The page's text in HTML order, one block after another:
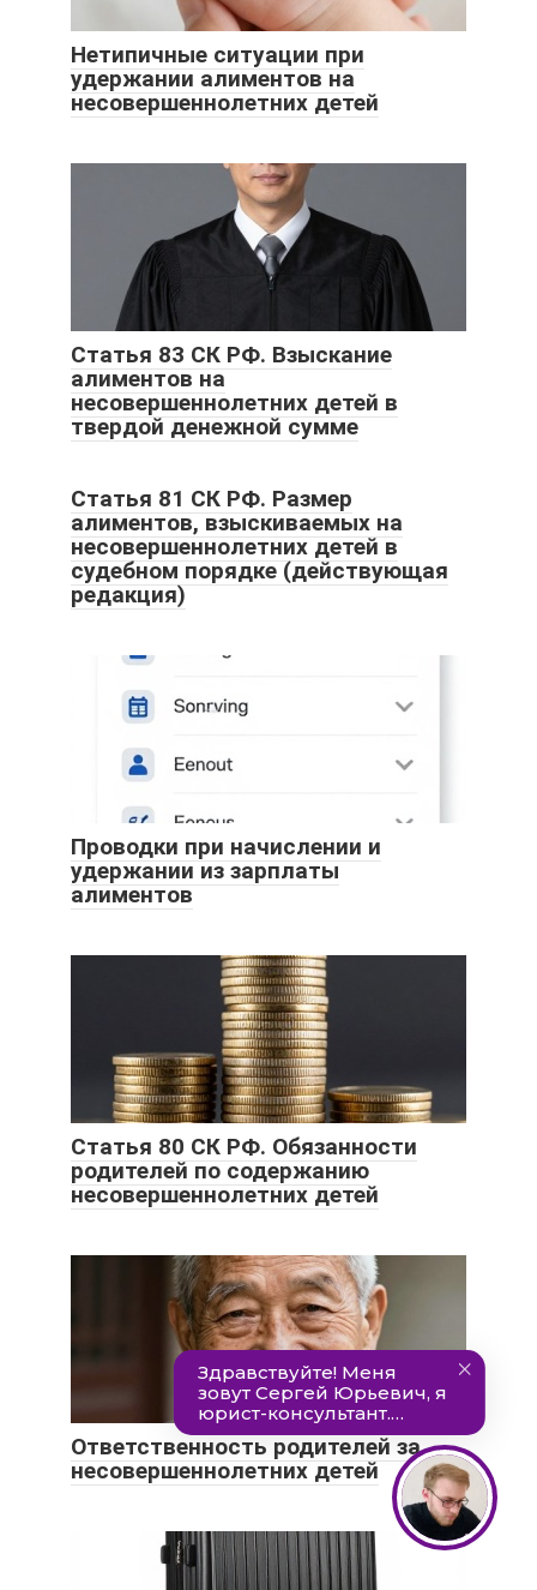
Нетипичные ситуации при
удержании алиментов на
несовершеннолетних детей
Статья 83 СК РФ. Взыскание
алиментов на
несовершеннолетних детей в
твердой денежной сумме
Статья 81 СК РФ. Размер
алиментов, взыскиваемых на
несовершеннолетних детей в
судебном порядке (действующая
редакция)
Проводки при начислении и
удержании из зарплаты
алиментов
Статья 80 СК РФ. Обязанности
родителей по содержанию
несовершеннолетних детей
Ответственность родителей за
несовершеннолетних детей